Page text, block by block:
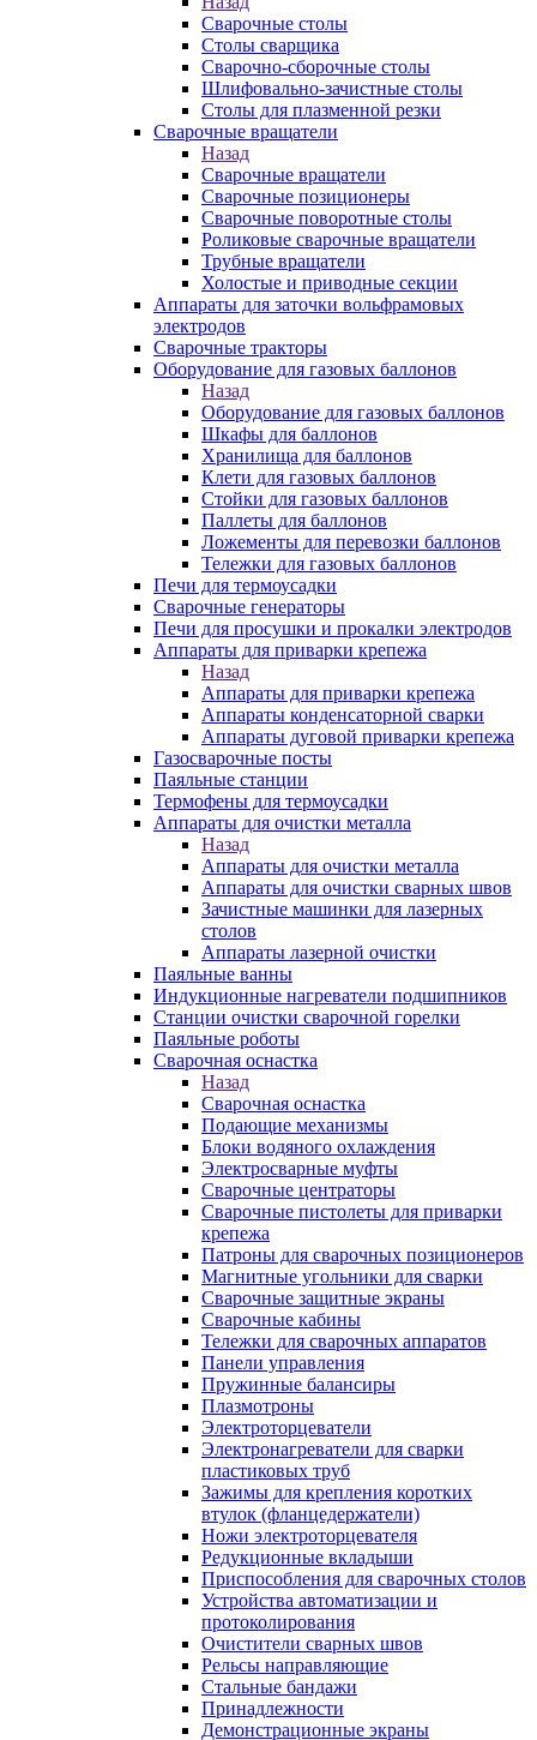
Сварочные столы
Столы сварщика
Сварочно-сборочные столы
Шлифовально-зачистные столы
Столы для плазменной резки
Сварочные вращатели
Назад
Сварочные вращатели
Сварочные позиционеры
Сварочные поворотные столы
Роликовые сварочные вращатели
Трубные вращатели
Холостые и приводные секции
Аппараты для заточки вольфрамовых
электродов
Сварочные тракторы
Оборудование для газовых баллонов
Назад
Оборудование для газовых баллонов
Шкафы для баллонов
Хранилища для баллонов
Клети для газовых баллонов
Стойки для газовых баллонов
Паллеты для баллонов
Ложементы для перевозки баллонов
Тележки для газовых баллонов
Печи для термоусадки
Сварочные генераторы
Печи для просушки и прокалки электродов
Аппараты для приварки крепежа
Назад
Аппараты для приварки крепежа
Аппараты конденсаторной сварки
Аппараты дуговой приварки крепежа
Газосварочные посты
Паяльные станции
Термофены для термоусадки
Аппараты для очистки металла
Назад
Аппараты для очистки металла
Аппараты для очистки сварных швов
Зачистные машинки для лазерных
столов
Аппараты лазерной очистки
Паяльные ванны
Индукционные нагреватели подшипников
Станции очистки сварочной горелки
Паяльные роботы
Сварочная оснастка
Назад
Сварочная оснастка
Подающие механизмы
Блоки водяного охлаждения
Электросварные муфты
Сварочные центраторы
Сварочные пистолеты для приварки
крепежа
Патроны для сварочных позиционеров
Магнитные угольники для сварки
Сварочные защитные экраны
Сварочные кабины
Тележки для сварочных аппаратов
Панели управления
Пружинные балансиры
Плазмотроны
Электроторцеватели
Электронагреватели для сварки
пластиковых труб
Зажимы для крепления коротких
втулок (фланцедержатели)
Ножи электроторцевателя
Редукционные вкладыши
Приспособления для сварочных столов
Устройства автоматизации и
протоколирования
Очистители сварных швов
Рельсы направляющие
Стальные бандажи
Принадлежности
Демонстрационные экраны